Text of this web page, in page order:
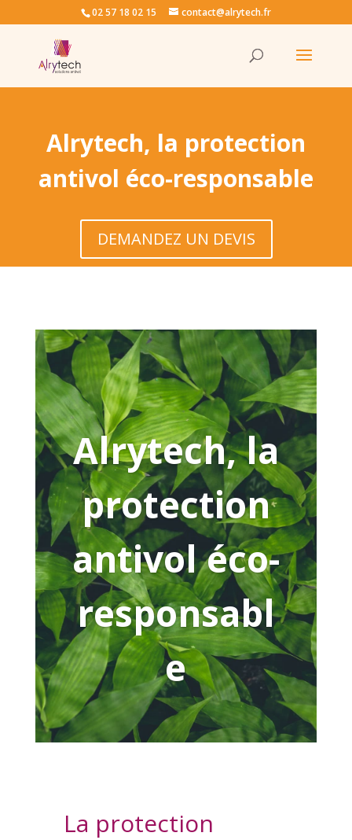
02 57 18 02 15 contact@alrytech.fr
Alrytech, la protection
antivol éco-responsable
DEMANDEZ UN DEVIS
Alrytech, la
protection
antivol éco-
responsabl
e
La protection